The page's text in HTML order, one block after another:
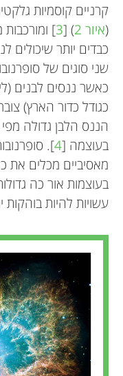
קרניים קוסמיות
(איור 2 ) [
3] ומורכבות
כבדים יותר שיכולים
כאשר ננסים לבנים
כגודל כדור הארץ)
בעוצמה [4
מאסיביים מכלים את
בעוצמות אור כה
עשויות להיות בוהקות